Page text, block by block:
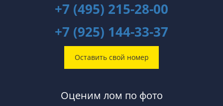
+7 (495) 215-28-00
+7 (925) 144-33-37
Оставить свой номер
Оценим лом по фото